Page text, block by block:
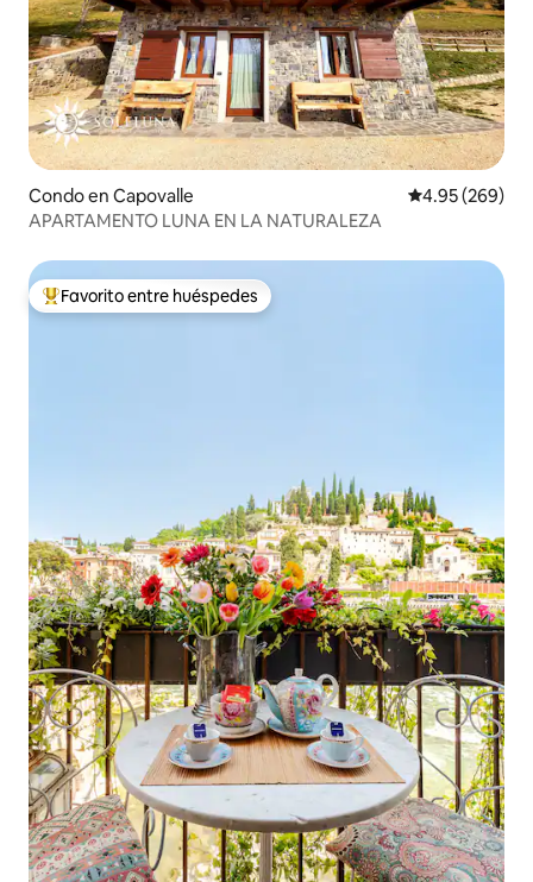
Condo en Capovalle Calificación
4.95 (269)
APARTAMENTO LUNA EN LA NATURALEZA
Favorito entre huéspedes preferido
Favorito entre huéspedes